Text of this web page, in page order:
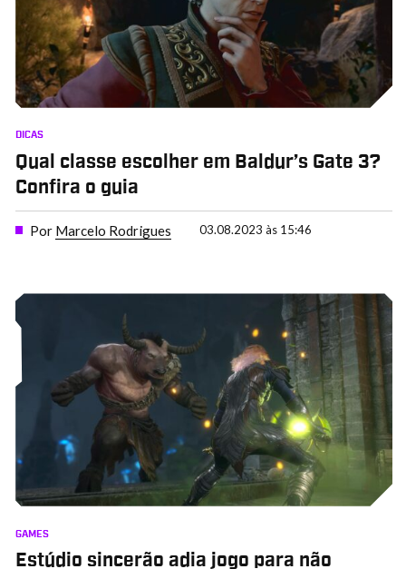
DICAS
Qual classe escolher em Baldur’s Gate 3?
Confira o guia
Por Marcelo Rodrigues 03.08.2023 às 15:46
GAMES
Estúdio sincerão adia jogo para não